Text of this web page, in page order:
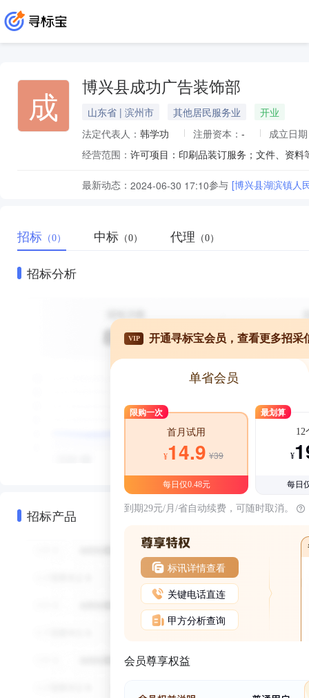
成 博兴县成功广告装饰部
山东省 | 滨州市 其他居民服务业
开业
法定代表人： 韩学功 注册资本： -
成立日
经营范围：
最新动态： 2024-06-30 17:10参与 [博兴县湖滨镇人
招标 （0） 中标 （0） 代理 （0）
招标分析
招标产品
VIP 开通寻标宝会员，查看更多招采
单省会员
限购一次
首月试用
¥14.9 ¥39
每日仅0.48元
最划算
12
¥
每日
到期29元/月/省自动续费，可随时取消。
标讯详情查看
关键电话直连
甲方分析查询
会员尊享权益